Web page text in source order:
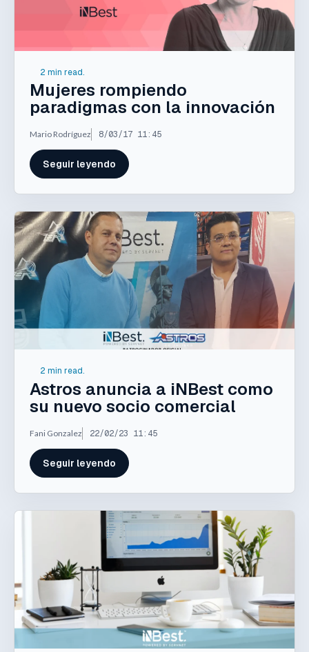
2 min read.
Mujeres rompiendo
paradigmas con la innovación
Mario Rodríguez 8/03/17 11:45
Seguir leyendo
2 min read.
Astros anuncia a iNBest como
su nuevo socio comercial
Fani Gonzalez 22/02/23 11:45
Seguir leyendo